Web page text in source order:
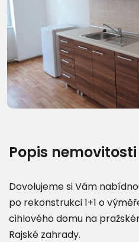
Další
Popis nemovitosti
Dovolujeme si Vám
po rekonstrukci 1+1 o
cihlového domu na
Rajské zahrady.